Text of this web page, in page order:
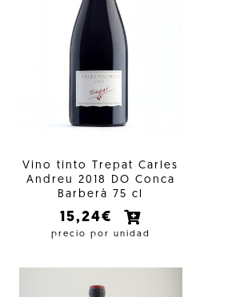
Vino tinto Trepat Carles
Andreu 2018 DO Conca
Barberà 75 cl
15,24€
precio por unidad